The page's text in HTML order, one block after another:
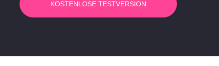
KOSTENLOSE TESTVERSION